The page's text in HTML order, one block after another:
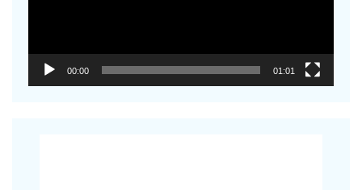
00:00 01:01